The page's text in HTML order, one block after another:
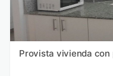
Provista vivienda con